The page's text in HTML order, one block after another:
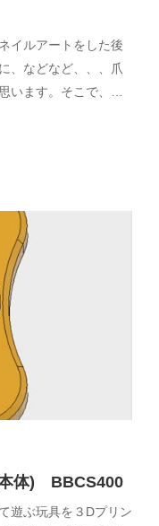
イルアートをした後
、などなど、、、爪
います。そこで、…
本体) BBCS400
遊ぶ玩具を３Dプリン